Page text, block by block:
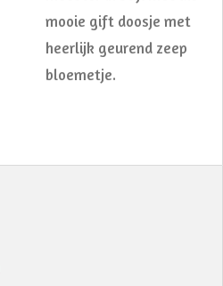
mooie gift doosje met
heerlijk geurend zeep
bloemetje.